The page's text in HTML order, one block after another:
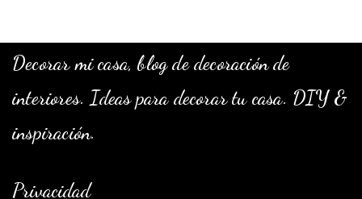
Decorar mi casa, blog de decoración de
interiores. Ideas para decorar tu casa. DIY &
inspiración.
Privacidad